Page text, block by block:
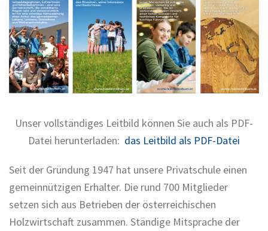
Unser vollständiges Leitbild können Sie auch als PDF-
Datei herunterladen: das Leitbild als PDF-Datei
Seit der Gründung 1947 hat unsere Privatschule einen
gemeinnützigen Erhalter. Die rund 700 Mitglieder
setzen sich aus Betrieben der österreichischen
Holzwirtschaft zusammen. Ständige Mitsprache der